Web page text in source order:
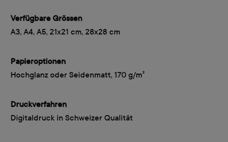
Verfügbare Grössen
A3, A4, A5, 21x21 cm, 28x28 cm
Papieroptionen
Hochglanz oder Seidenmatt, 170 g/m²
Druckverfahren
Digitaldruck in Schweizer Qualität